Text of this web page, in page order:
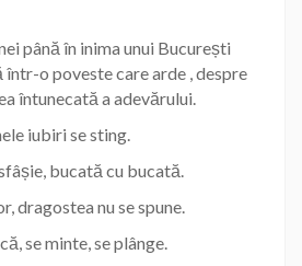
până în inima unui București
o poveste care arde , despre
întunecată a adevărului.
iubiri se sting.
bucată cu bucată.
dragostea nu se spune.
se minte, se plânge.